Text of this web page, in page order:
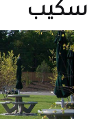
سكيب